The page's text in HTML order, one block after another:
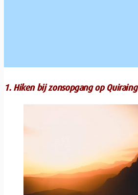
1. Hiken bij zonsopgang op Quiraing